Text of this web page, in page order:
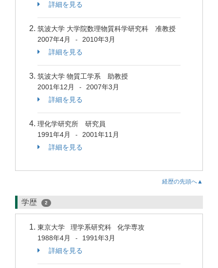
詳細を見る
筑波大学 大学院数理物質科学研究科 准教授
2007年4月
-
2010年3月
詳細を見る
筑波大学 物質工学系 助教授
2001年12月
-
2007年3月
詳細を見る
理化学研究所 研究員
1991年4月
-
2001年11月
詳細を見る
経歴の先頭へ▲
学歴 2
東京大学 理学系研究科 化学専攻
1988年4月
-
1991年3月
詳細を見る